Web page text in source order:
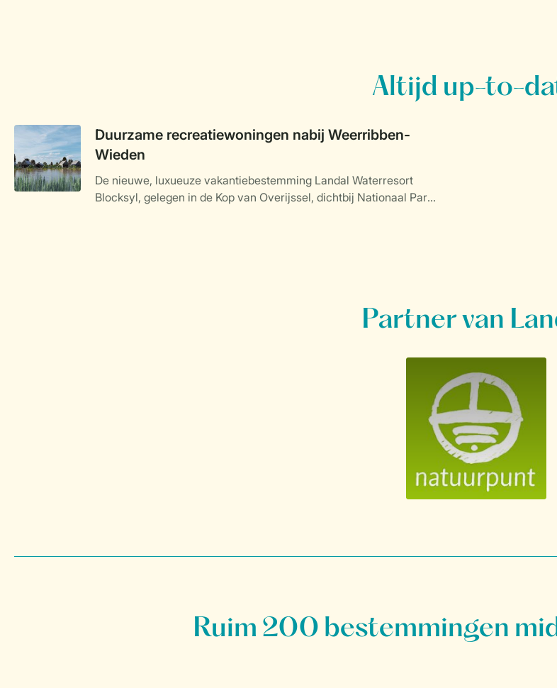
Altijd up-to-
Duurzame recreatiewoningen nabij Weerribben-
Wieden
De nieuwe, luxueuze vakantiebestemming Landal Waterresort
Blocksyl, gelegen in de Kop van Overijssel, dichtbij Nationaal Park
Partner van
Ruim 200 bestemmingen